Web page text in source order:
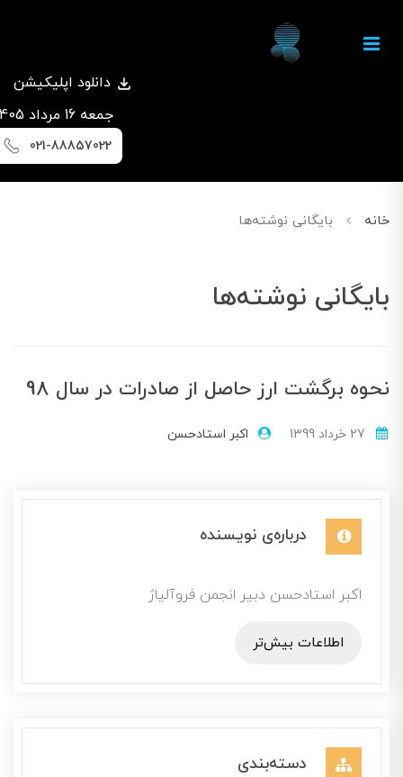
دانلود اپلیکیشن
جمعه 16 مرداد 1405
021-88857022
خانه بایگانی نوشته‌ها
بایگانی نوشته‌ها
نحوه برگشت ارز حاصل از صادرات در سال 98
27 خرداد 1399 اکبر استادحسن
درباره‌ی نویسنده
اکبر استادحسن دبیر انجمن فروآلیاژ
اطلاعات بیش‌تر
دسته‌بندی